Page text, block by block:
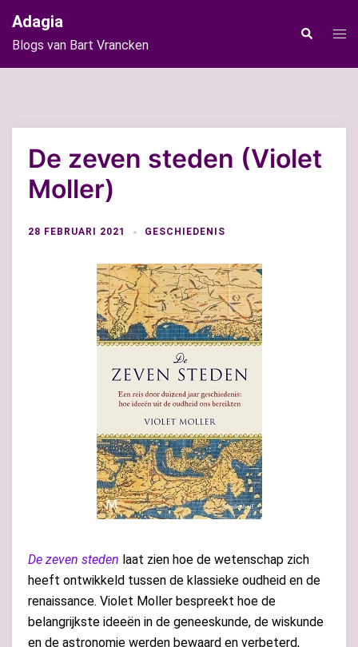
naar
de
inhoud
Adagia
Blogs van Bart Vrancken
Zoeken
De zeven steden (Violet
Moller)
28 FEBRUARI 2021 GESCHIEDENIS
De zeven steden laat zien hoe de wetenschap zich
heeft ontwikkeld tussen de klassieke oudheid en de
renaissance. Violet Moller bespreekt hoe de
belangrijkste ideeën in de geneeskunde, de wiskunde
en de astronomie werden bewaard en verbeterd,